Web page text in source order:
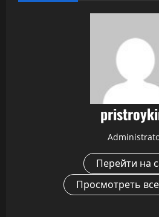
Перейти на
Просмотреть